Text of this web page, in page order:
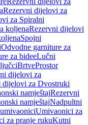
Rezervni dijelovi za
za Spiralni
koljenaRezervni dijelovi
Spojni
Odvodne garniture za
za bideeLučni
BrtveProstor
dijelovi za
dijelovi za Dvostruki
namještajRezervni
namještajNadpultni
Umivaonici za
za pranje rukuKutni